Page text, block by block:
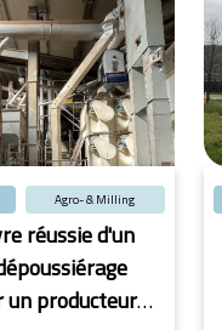
Agro- & Milling
réussie d'un
un producteur